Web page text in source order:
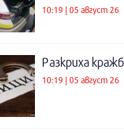
10:19 | 05 август 26
Разкриха
10:19 | 05 август 26